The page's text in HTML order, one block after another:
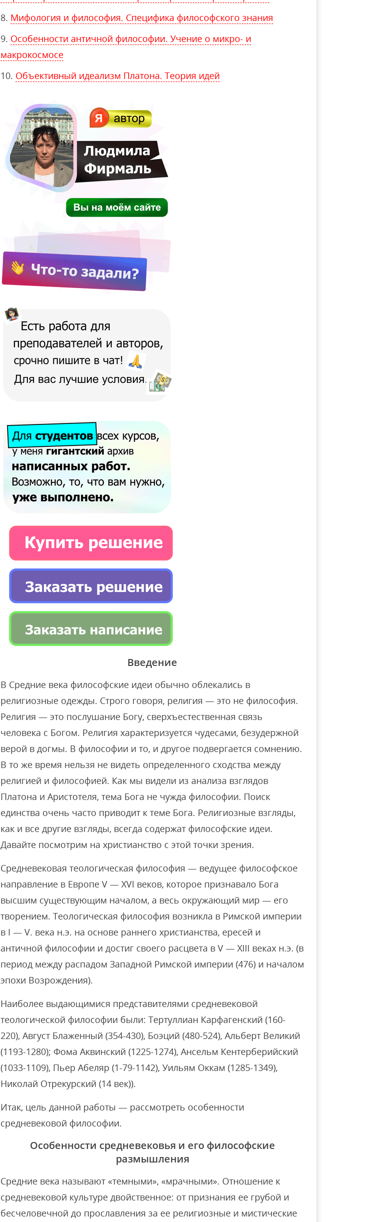
Мифология и философия. Специфика философского знания
Особенности античной философии. Учение о микро- и
макрокосмосе
Объективный идеализм Платона. Теория идей
Введение
В Средние века философские идеи обычно облекались в
религиозные одежды. Строго говоря, религия — это не философия.
Религия — это послушание Богу, сверхъестественная связь
человека с Богом. Религия характеризуется чудесами, безудержной
верой в догмы. В философии и то, и другое подвергается сомнению.
В то же время нельзя не видеть определенного сходства между
религией и философией. Как мы видели из анализа взглядов
Платона и Аристотеля, тема Бога не чужда философии. Поиск
единства очень часто приводит к теме Бога. Религиозные взгляды,
как и все другие взгляды, всегда содержат философские идеи.
Давайте посмотрим на христианство с этой точки зрения.
Средневековая теологическая философия — ведущее философское
направление в Европе V — XVI веков, которое признавало Бога
высшим существующим началом, а весь окружающий мир — его
творением. Теологическая философия возникла в Римской империи
в I — V. века н.э. на основе раннего христианства, ересей и
античной философии и достиг своего расцвета в V — XIII веках н.э. (в
период между распадом Западной Римской империи (476) и началом
эпохи Возрождения).
Наиболее выдающимися представителями средневековой
теологической философии были: Тертуллиан Карфагенский (160-
220), Август Блаженный (354-430), Боэций (480-524), Альберт Великий
(1193-1280); Фома Аквинский (1225-1274), Ансельм Кентерберийский
(1033-1109), Пьер Абеляр (1-79-1142), Уильям Оккам (1285-1349),
Николай Отрекурский (14 век)).
Итак, цель данной работы — рассмотреть особенности
средневековой философии.
Особенности средневековья и его философские
размышления
Средние века называют «темными», «мрачными». Отношение к
средневековой культуре двойственное: от признания ее грубой и
бесчеловечной до прославления за ее религиозные и мистические